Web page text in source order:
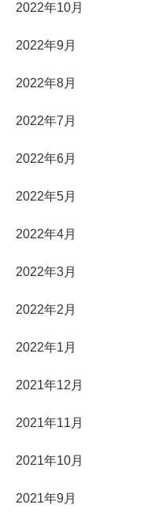
2022年10月
2022年9月
2022年8月
2022年7月
2022年6月
2022年5月
2022年4月
2022年3月
2022年2月
2022年1月
2021年12月
2021年11月
2021年10月
2021年9月